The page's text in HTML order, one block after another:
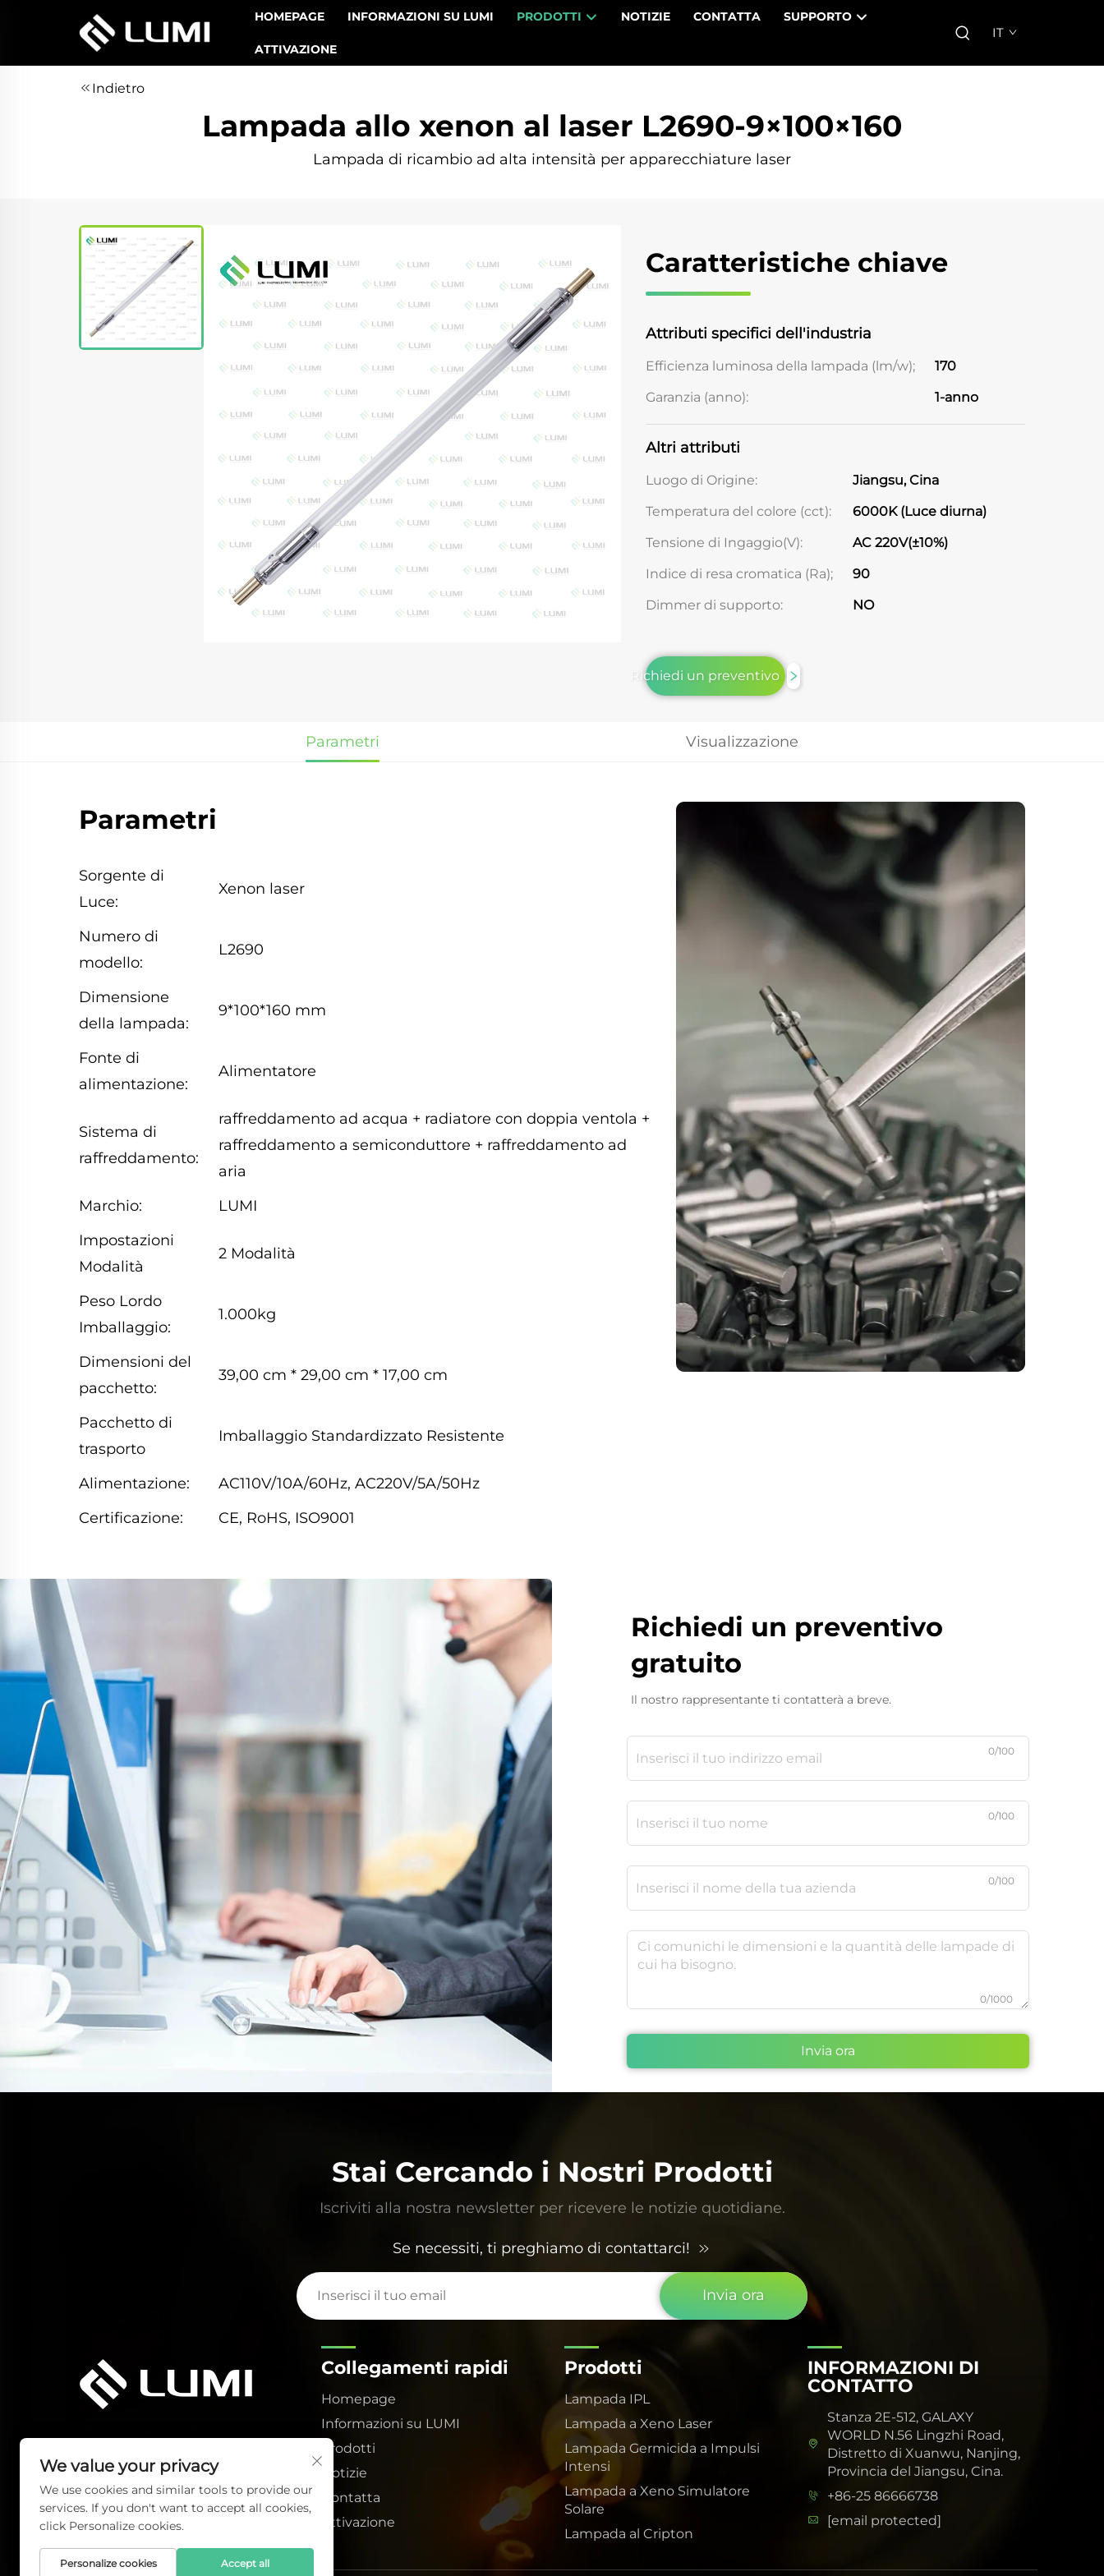
HOMEPAGE INFORMAZIONI SU LUMI PRODOTTI NOTIZIE CONTATTA SUPPORTO
ATTIVAZIONE
IT
Indietro
Lampada allo xenon al laser L2690-9×100×160
Lampada di ricambio ad alta intensità per apparecchiature laser
Caratteristiche chiave
Attributi specifici dell'industria
Efficienza luminosa della lampada (lm/w);
170
Garanzia (anno):
1-anno
Altri attributi
Luogo di Origine:
Jiangsu, Cina
Temperatura del colore (cct):
6000K (Luce diurna)
Tensione di Ingaggio(V):
AC 220V(±10%)
Indice di resa cromatica (Ra);
90
Dimmer di supporto:
NO
Richiedi un preventivo
Parametri Visualizzazione
Parametri
Sorgente di
Luce:
Xenon laser
Numero di
modello:
L2690
Dimensione
della lampada:
9*100*160 mm
Fonte di
alimentazione:
Alimentatore
Sistema di
raffreddamento:
raffreddamento ad acqua + radiatore con doppia ventola +
raffreddamento a semiconduttore + raffreddamento ad
aria
Marchio:
LUMI
Impostazioni
Modalità
2 Modalità
Peso Lordo
Imballaggio:
1.000kg
Dimensioni del
pacchetto:
39,00 cm * 29,00 cm * 17,00 cm
Pacchetto di
trasporto
Imballaggio Standardizzato Resistente
Alimentazione:
AC110V/10A/60Hz, AC220V/5A/50Hz
Certificazione:
CE, RoHS, ISO9001
Richiedi un preventivo
gratuito
Il nostro rappresentante ti contatterà a breve.
0/100
0/100
0/100
0/1000
Invia ora
Stai Cercando i Nostri Prodotti
Iscriviti alla nostra newsletter per ricevere le notizie quotidiane.
Se necessiti, ti preghiamo di contattarci!
Invia ora
Collegamenti rapidi
Homepage
Informazioni su LUMI
Prodotti
Notizie
Contatta
Attivazione
Prodotti
Lampada IPL
Lampada a Xeno Laser
Lampada Germicida a Impulsi
Intensi
Lampada a Xeno Simulatore
Solare
Lampada al Cripton
INFORMAZIONI DI
CONTATTO
Stanza 2E-512, GALAXY
WORLD N.56 Lingzhi Road,
Distretto di Xuanwu, Nanjing,
Provincia del Jiangsu, Cina.
+86-25 86666738
[email protected]
We value your privacy
We use cookies and similar tools to provide our
services. If you don't want to accept all cookies,
click Personalize cookies.
Personalize cookies Accept all